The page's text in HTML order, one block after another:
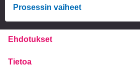
Prosessin vaiheet
Ehdotukset
Tietoa